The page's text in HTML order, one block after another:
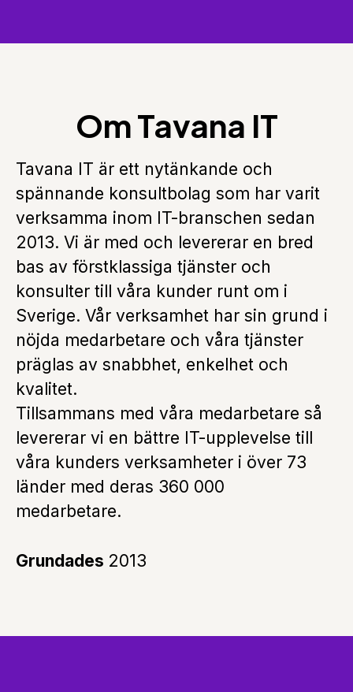
Om Tavana IT
Tavana IT är ett nytänkande och
spännande konsultbolag som har varit
verksamma inom IT-branschen sedan
2013. Vi är med och levererar en bred
bas av förstklassiga tjänster och
konsulter till våra kunder runt om i
Sverige. Vår verksamhet har sin grund i
nöjda medarbetare och våra tjänster
präglas av snabbhet, enkelhet och
kvalitet.
Tillsammans med våra medarbetare så
levererar vi en bättre IT-upplevelse till
våra kunders verksamheter i över 73
länder med deras 360 000
medarbetare.
Grundades 2013